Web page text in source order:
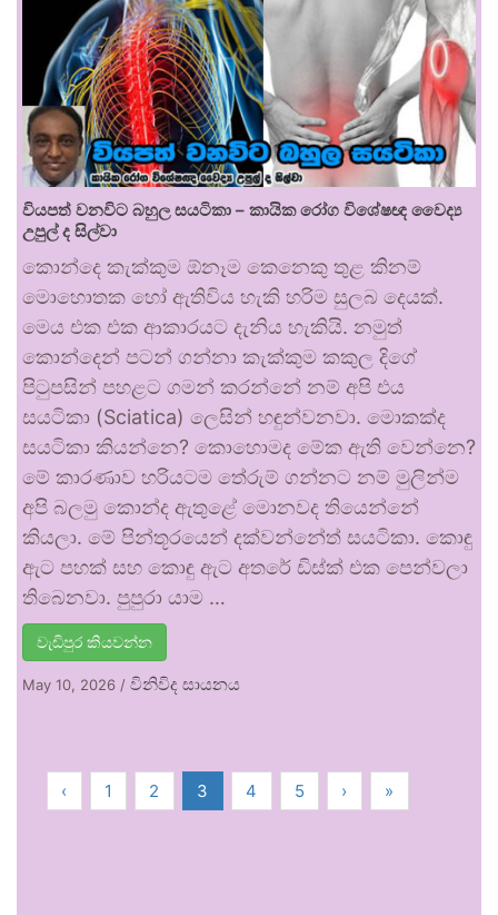
වියපත් වනවිට බහුල සයටිකා – කායික රෝග විශේෂඥ වෛද්‍ය
උපුල් ද සිල්වා
කොන්දෙ කැක්කුම ඕනෑම කෙනෙකු තුළ කිනම්
මොහොතක හෝ ඇතිවිය හැකි හරිම සුලබ දෙයක්.
මෙය එක එක ආකාරයට දැනිය හැකියි. නමුත්
කොන්දෙන් පටන් ගන්නා කැක්කුම කකුල දිගේ
පිටුපසින් පහළට ගමන් කරන්නේ නම් අපි එය
සයටිකා (Sciatica) ලෙසින් හඳුන්වනවා. මොකක්ද
සයටිකා කියන්නෙ? කොහොමද මේක ඇති වෙන්නෙ?
මේ කාරණාව හරියටම තේරුම් ගන්නට නම් මුලින්ම
අපි බලමු කොන්ද ඇතුළේ මොනවද තියෙන්නේ
කියලා. මේ පින්තූරයෙන් දක්වන්නේත් සයටිකා. කොඳු
ඇට පහක් සහ කොඳු ඇට අතරේ ඩිස්ක් එක පෙන්වලා
තිබෙනවා. පුපුරා යාම …
වැඩිපුර කියවන්න
May 10, 2026 / විනිවිද සායනය
‹ 1 2 3 4 5 › »